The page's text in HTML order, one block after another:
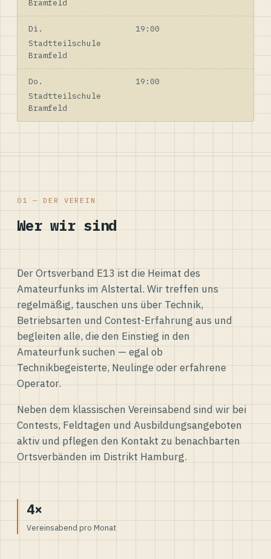
Bramfeld
Di.
19:00
Stadtteilschule
Bramfeld
Do.
19:00
Stadtteilschule
Bramfeld
01 — DER VEREIN
Wer wir sind
Der Ortsverband E13 ist die Heimat des
Amateurfunks im Alstertal. Wir treffen uns
regelmäßig, tauschen uns über Technik,
Betriebsarten und Contest-Erfahrung aus und
begleiten alle, die den Einstieg in den
Amateurfunk suchen — egal ob
Technikbegeisterte, Neulinge oder erfahrene
Operator.
Neben dem klassischen Vereinsabend sind wir bei
Contests, Feldtagen und Ausbildungsangeboten
aktiv und pflegen den Kontakt zu benachbarten
Ortsverbänden im Distrikt Hamburg.
4×
Vereinsabend pro Monat